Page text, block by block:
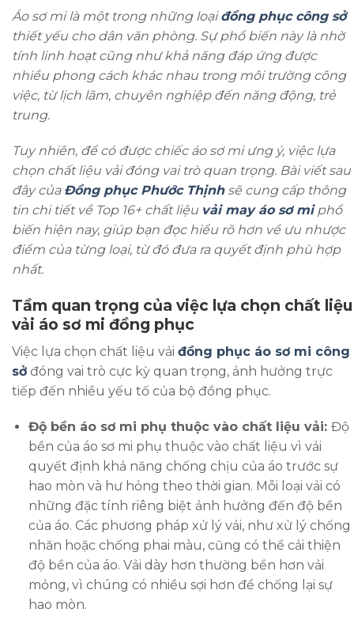
Áo sơ mi là một trong những loạiđồng phục công sở
thiết yếu cho dân văn phòng. Sự phổ biến này là nhờ
tính linh hoạt cũng như khả năng đáp ứng được
nhiều phong cách khác nhau trong môi trường công
việc, từ lịch lãm, chuyên nghiệp đến năng động, trẻ
trung.
Tuy nhiên, để có được chiếc áo sơ mi ưng ý, việc lựa
chọn chất liệu vải đóng vai trò quan trọng. Bài viết sau
đây của Đồng phục Phước Thịnhsẽ cung cấp thông
tin chi tiết về Top 16+ chất liệu vải may áo sơ miphổ
biến hiện nay, giúp bạn đọc hiểu rõ hơn về ưu nhược
điểm của từng loại, từ đó đưa ra quyết định phù hợp
nhất.
Tầm quan trọng của việc lựa chọn chất liệu
vải áo sơ mi đồng phục
Việc lựa chọn chất liệu vải đồng phục áo sơ mi công
sở đóng vai trò cực kỳ quan trọng, ảnh hưởng trực
tiếp đến nhiều yếu tố của bộ đồng phục.
Độ bền áo sơ mi phụ thuộc vào chất liệu vải: Độ
bền của áo sơ mi phụ thuộc vào chất liệu vì vải
quyết định khả năng chống chịu của áo trước sự
hao mòn và hư hỏng theo thời gian. Mỗi loại vải có
những đặc tính riêng biệt ảnh hưởng đến độ bền
của áo. Các phương pháp xử lý vải, như xử lý chống
nhăn hoặc chống phai màu, cũng có thể cải thiện
độ bền của áo. Vải dày hơn thường bền hơn vải
mỏng, vì chúng có nhiều sợi hơn để chống lại sự
hao mòn.